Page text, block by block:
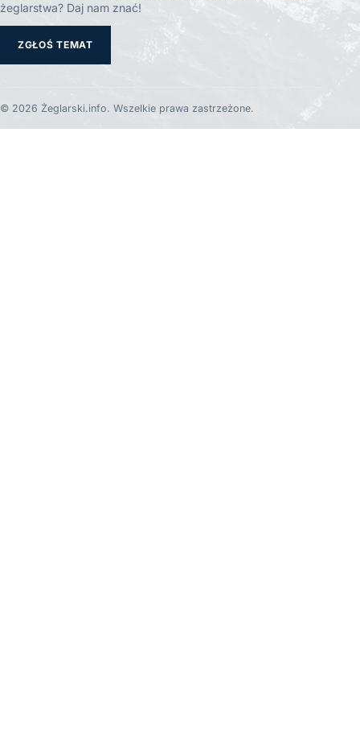
żeglarstwa? Daj nam znać!
ZGŁOŚ TEMAT
© 2026 Żeglarski.info. Wszelkie prawa zastrzeżone.